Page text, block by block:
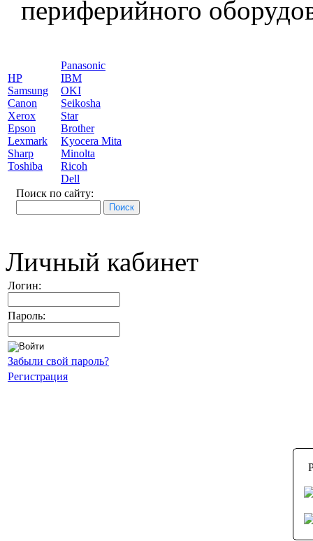
периферийного
HP
Samsung
Canon
Xerox
Epson
Lexmark
Sharp
Toshiba
Panasonic
IBM
OKI
Seikosha
Star
Brother
Kyocera Mita
Minolta
Ricoh
Dell
Поиск по сайту:
Личный кабинет
Логин:
Пароль:
Забыли свой пароль?
Регистрация